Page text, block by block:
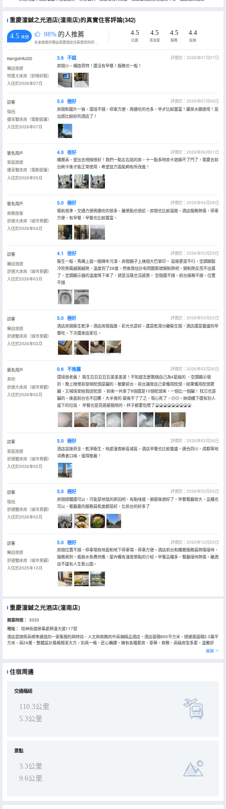
重慶潼鋮之光酒店(潼南店)的真實住客評論(342)
4.5 /5分 98% 的人推薦
永安旅遊評價由真實酒店住客提供的評價。
4.5
位置
4.5
清潔度
4.5
服務
4.4
設施
KangshifuDD
獨自旅遊
特惠大床房（舒睡好眠）
入住於2026年07月
3.6 不錯
評價於：2026年07月07日
房間小，構造奇特！還沒有早餐！服務也一般！
訪客
情侶
優享雙床房（電動窗簾）
入住於2026年07月
5.0 極好
評價於：2026年07月06日
房間和圖片一致，環境不錯，停車方便，周邊吃的也多，早歺比較豐富！礦泉水隨便用！是
出遊比較好的酒店了！
匿名用戶
家庭旅遊
優享雙床房（電動窗簾）
入住於2026年05月
4.0 很好
評價於：2026年06月01日
樓層高，望出去視線很好！我們一點左右退的房，十一點多時房卡就開不了門了，需要去前
台刷卡後才能正常使用，希望這方面能夠有所改進！
匿名用戶
商務旅客
舒適大床房（城市景觀）
入住於2026年04月
5.0 極好
評價於：2026年04月28日
導航很準，交通方便周邊吃的很多，離景點也很近，房間也比較寬敞，酒店服務熱情，停車
方便，有早餐，早餐也比較豐富。
訪客
獨自旅遊
舒適大床房（城市景觀）
入住於2026年03月
4.1 很好
評價於：2026年03月29日
衞生一般，馬桶上面一圈陳年污漬，房間鏡子上幾個大巴掌印。 設施更是不行，空調開製
冷吹熱風越開越熱，温度到了28度，然後我估計有問題那就開制熱吧，開制熱反而不出風
了，空調顯示器的温度降下來了，就是沒風也沒感覺。 空間還不錯，前台服務不錯，位置
不錯
訪客
獨自旅遊
舒適雙床房（城市景觀）
入住於2026年02月
5.0 極好
評價於：2026年03月02日
酒店房間衞生乾淨，酒店房間寬敞，彩光也是好，還是乾濕分離衞生間，酒店還是豐盛的早
餐吃，下次還來這家住。
匿名用戶
其他
舒適大床房（城市景觀）
入住於2026年02月
0.6 不推薦
評價於：2026年02月26日
環境很老舊！ 衞生巨巨巨巨巨差差差差！不知道怎麼敢稱自己為4星級的 ，空調顯示壞
的，晚上睡覺前發現枕頭是臟的，聯繫前台，前台讓我自己拿備用枕頭，結果備用枕頭更
臟，又喊保安給我送枕頭 ，前後一共拿了8個還是10個枕頭來，一個比一個臟！ 枕芯也是
臟的。後面前台也不回覆，大半夜的 最後不了了之，噁心死了，🤢🤢。牀頭櫃下還有別人
留下的垃圾， 早餐也是見過最簡陋的，杯子都要包漿了🤮🤮🤮🤮🤮🤮🤮🤮🤮
訪客
家庭旅遊
舒適雙床房（城市景觀）
入住於2026年02月
5.0 極好
評價於：2026年02月26日
酒店設施齊全，乾淨衞生，地處潼南新區城區，酒店早餐也比較豐盛，適合四川、成都等地
消費者口味，值得推薦！
訪客
情侶
舒適雙床房（城市景觀）
入住於2026年02月
5.0 極好
評價於：2026年02月26日
房間總體還可以，可能是地毯的原因吧，有點味道，開窗後就好了，早餐餐廳很大，品種也
可以，餐廳裏的服務員態度都挺好，比前台的好多了
訪客
獨自旅遊
舒適雙床房（城市景觀）
入住於2025年12月
5.0 極好
評價於：2025年12月29日
房間位置不錯，停車場有地面和地下停車場，停車方便。酒店前台和樓層服務員熱情接待，
服務周到。瓶裝水免費供應。屋內備有潼南景點的介紹。早餐品種多，餐廳接待熱情。離酒
店不遠有人生態公園。
重慶潼鋮之光酒店(潼南店)
開業時間： 2020
地址：
桂林街道辦事處興潼大道117號
酒店是按照高標準建造的一家集簡約與時尚，人文與商務的中高端精品酒店，酒店面積800平方米，總建築面積2.3萬平
方米，高24層，整體設計風格簡潔大方，別具一格、匠心獨運。擁有各種套房、豪華、商務、高級房型多套，温馨舒
適，高貴典雅。酒店寬帶網絡全面覆蓋，所有客房配置有網絡端口與無線WIFI，智能化機器人服務、液晶電視與機麻，
部份客房配有智能產品，給您提供高性價比的獨特感受。酒店位於潼南區興潼大道117號，距潼南火車站，渝遂高速，
展開
住宿周邊
交通樞紐
110.3公里
5.3公里
景點
3.3公里
9.6公里